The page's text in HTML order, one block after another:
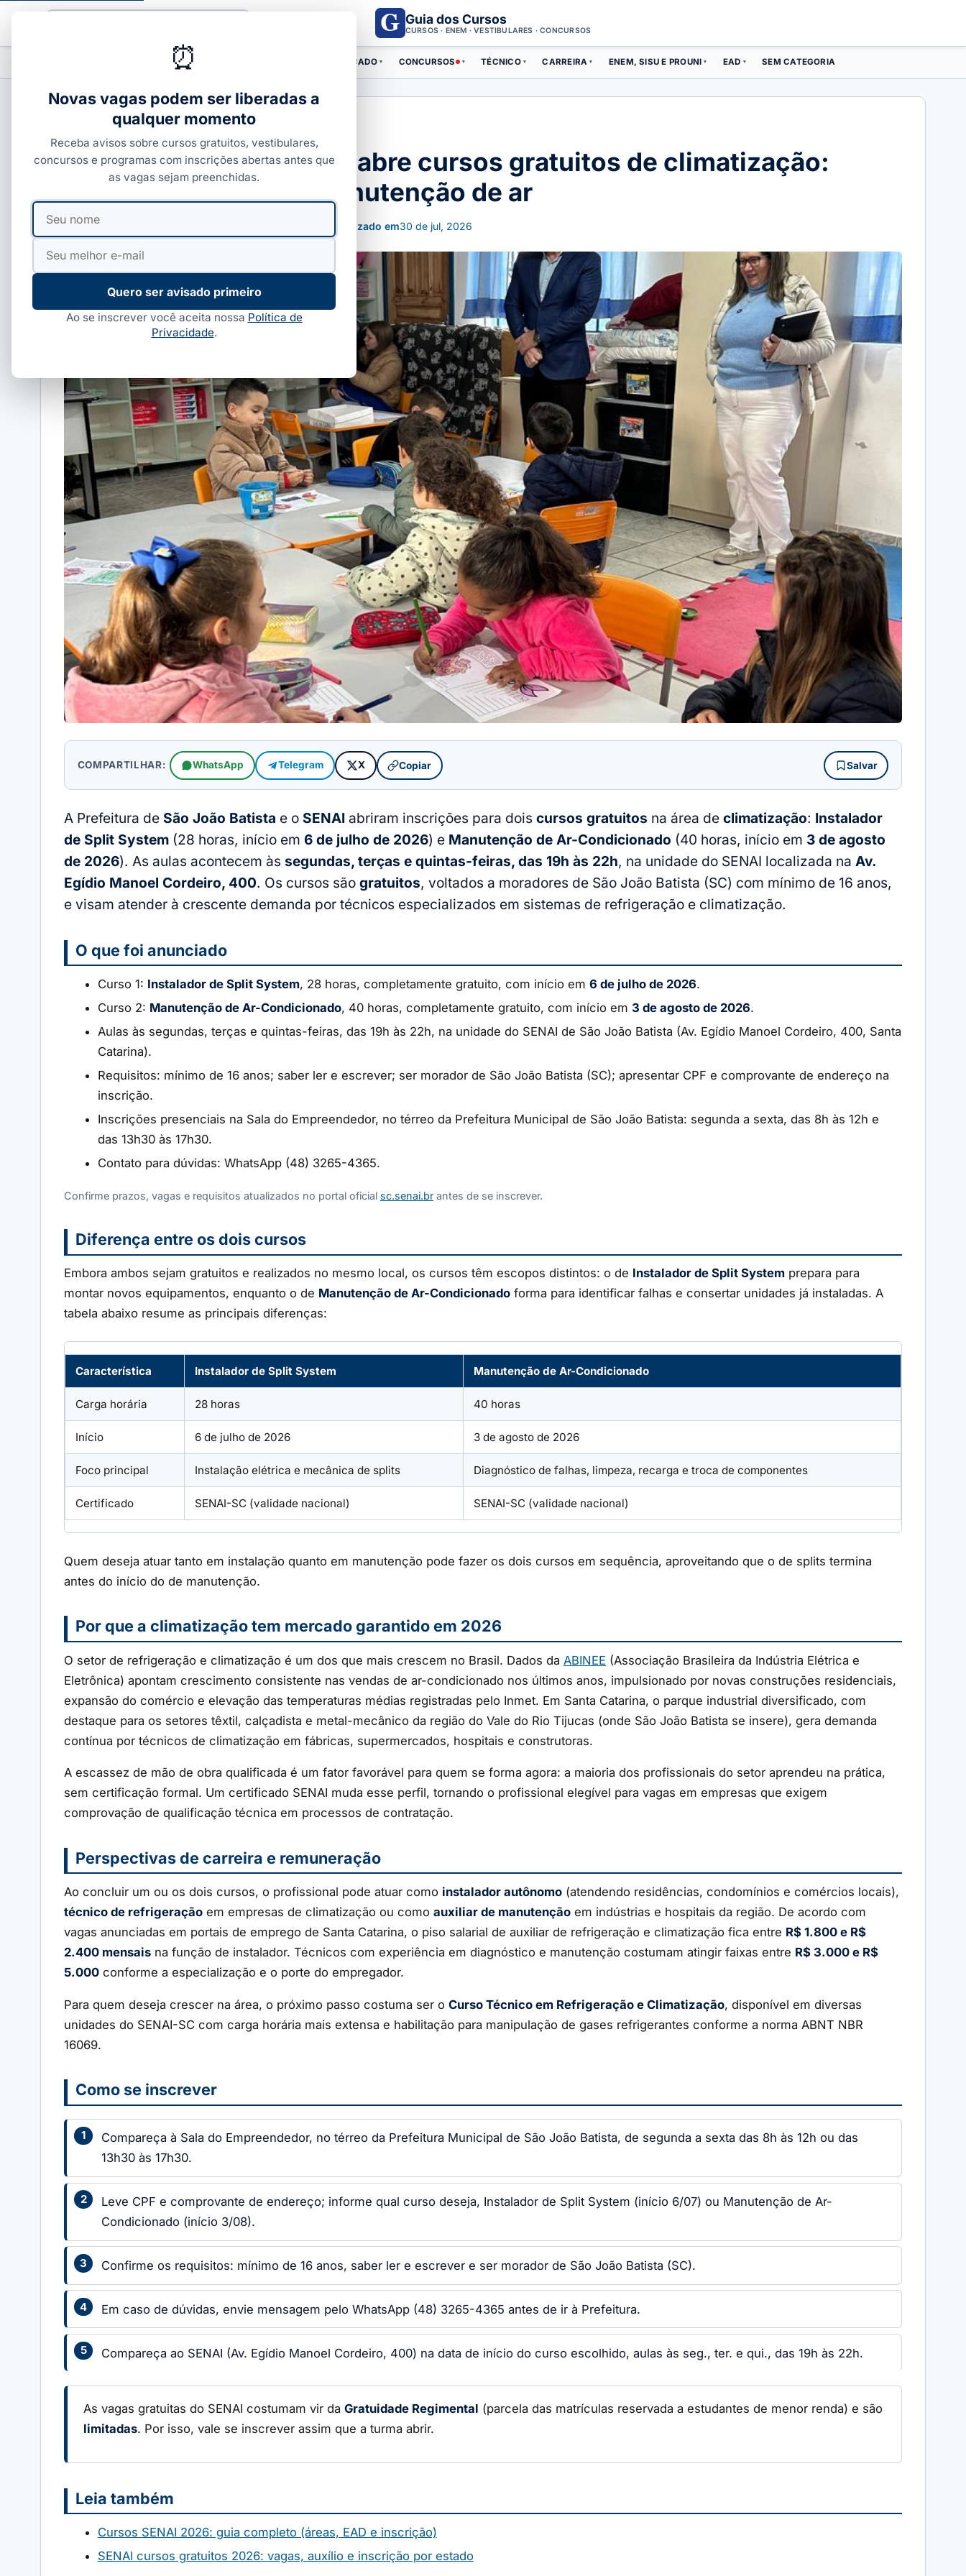
Guia dos Cursos
CURSOS · ENEM · VESTIBULARES · CONCURSOS
PROFISSIONALIZANTES CURSOS COM CERTIFICADO ▾ CONCURSOS ▾ TÉCNICO ▾ CARREIRA ▾ ENEM, SISU E PROUNI ▾ EAD ▾ SEM CATEGORIA
CURSOS SENAI
SENAI São João Batista abre cursos gratuitos de climatização:
instalador de split e manutenção de ar
PorPaloma Guedes Atualizado em30 de jul, 2026
COMPARTILHAR: WhatsApp Telegram X Copiar Salvar
A Prefeitura de São João Batista e o SENAI abriram inscrições para dois cursos gratuitos na área de climatização: Instalador
de Split System (28 horas, início em 6 de julho de 2026) e Manutenção de Ar-Condicionado (40 horas, início em 3 de agosto
de 2026). As aulas acontecem às segundas, terças e quintas-feiras, das 19h às 22h, na unidade do SENAI localizada na Av.
Egídio Manoel Cordeiro, 400. Os cursos são gratuitos, voltados a moradores de São João Batista (SC) com mínimo de 16 anos,
e visam atender à crescente demanda por técnicos especializados em sistemas de refrigeração e climatização.
O que foi anunciado
Curso 1: Instalador de Split System, 28 horas, completamente gratuito, com início em 6 de julho de 2026.
Curso 2: Manutenção de Ar-Condicionado, 40 horas, completamente gratuito, com início em 3 de agosto de 2026.
Aulas às segundas, terças e quintas-feiras, das 19h às 22h, na unidade do SENAI de São João Batista (Av. Egídio Manoel Cordeiro, 400, Santa
Catarina).
Requisitos: mínimo de 16 anos; saber ler e escrever; ser morador de São João Batista (SC); apresentar CPF e comprovante de endereço na
inscrição.
Inscrições presenciais na Sala do Empreendedor, no térreo da Prefeitura Municipal de São João Batista: segunda a sexta, das 8h às 12h e
das 13h30 às 17h30.
Contato para dúvidas: WhatsApp (48) 3265-4365.
Confirme prazos, vagas e requisitos atualizados no portal oficial sc.senai.br antes de se inscrever.
Diferença entre os dois cursos
Embora ambos sejam gratuitos e realizados no mesmo local, os cursos têm escopos distintos: o de Instalador de Split System prepara para
montar novos equipamentos, enquanto o de Manutenção de Ar-Condicionado forma para identificar falhas e consertar unidades já instaladas. A
tabela abaixo resume as principais diferenças:
Característica Instalador de Split System Manutenção de Ar-Condicionado
Carga horária 28 horas 40 horas
Início 6 de julho de 2026 3 de agosto de 2026
Foco principal Instalação elétrica e mecânica de splits Diagnóstico de falhas, limpeza, recarga e troca de componentes
Certificado SENAI-SC (validade nacional) SENAI-SC (validade nacional)
Quem deseja atuar tanto em instalação quanto em manutenção pode fazer os dois cursos em sequência, aproveitando que o de splits termina
antes do início do de manutenção.
Por que a climatização tem mercado garantido em 2026
O setor de refrigeração e climatização é um dos que mais crescem no Brasil. Dados da ABINEE (Associação Brasileira da Indústria Elétrica e
Eletrônica) apontam crescimento consistente nas vendas de ar-condicionado nos últimos anos, impulsionado por novas construções residenciais,
expansão do comércio e elevação das temperaturas médias registradas pelo Inmet. Em Santa Catarina, o parque industrial diversificado, com
destaque para os setores têxtil, calçadista e metal-mecânico da região do Vale do Rio Tijucas (onde São João Batista se insere), gera demanda
contínua por técnicos de climatização em fábricas, supermercados, hospitais e construtoras.
A escassez de mão de obra qualificada é um fator favorável para quem se forma agora: a maioria dos profissionais do setor aprendeu na prática,
sem certificação formal. Um certificado SENAI muda esse perfil, tornando o profissional elegível para vagas em empresas que exigem
comprovação de qualificação técnica em processos de contratação.
Perspectivas de carreira e remuneração
Ao concluir um ou os dois cursos, o profissional pode atuar como instalador autônomo (atendendo residências, condomínios e comércios locais),
técnico de refrigeração em empresas de climatização ou como auxiliar de manutenção em indústrias e hospitais da região. De acordo com
vagas anunciadas em portais de emprego de Santa Catarina, o piso salarial de auxiliar de refrigeração e climatização fica entre R$ 1.800 e R$
2.400 mensais na função de instalador. Técnicos com experiência em diagnóstico e manutenção costumam atingir faixas entre R$ 3.000 e R$
5.000 conforme a especialização e o porte do empregador.
Para quem deseja crescer na área, o próximo passo costuma ser o Curso Técnico em Refrigeração e Climatização, disponível em diversas
unidades do SENAI-SC com carga horária mais extensa e habilitação para manipulação de gases refrigerantes conforme a norma ABNT NBR
16069.
Como se inscrever
Compareça à Sala do Empreendedor, no térreo da Prefeitura Municipal de São João Batista, de segunda a sexta das 8h às 12h ou das
13h30 às 17h30.
Leve CPF e comprovante de endereço; informe qual curso deseja, Instalador de Split System (início 6/07) ou Manutenção de Ar-
Condicionado (início 3/08).
Confirme os requisitos: mínimo de 16 anos, saber ler e escrever e ser morador de São João Batista (SC).
Em caso de dúvidas, envie mensagem pelo WhatsApp (48) 3265-4365 antes de ir à Prefeitura.
Compareça ao SENAI (Av. Egídio Manoel Cordeiro, 400) na data de início do curso escolhido, aulas às seg., ter. e qui., das 19h às 22h.
As vagas gratuitas do SENAI costumam vir da Gratuidade Regimental (parcela das matrículas reservada a estudantes de menor renda) e são
limitadas. Por isso, vale se inscrever assim que a turma abrir.
Leia também
Cursos SENAI 2026: guia completo (áreas, EAD e inscrição)
SENAI cursos gratuitos 2026: vagas, auxílio e inscrição por estado
⏰
Novas vagas podem ser liberadas a
qualquer momento
Receba avisos sobre cursos gratuitos, vestibulares,
concursos e programas com inscrições abertas antes que
as vagas sejam preenchidas.
Seu
nome
Seu
mail
Quero ser avisado primeiro
Ao se inscrever você aceita nossa Política de
Privacidade.